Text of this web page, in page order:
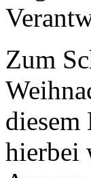
Zum
diesem
hierbei